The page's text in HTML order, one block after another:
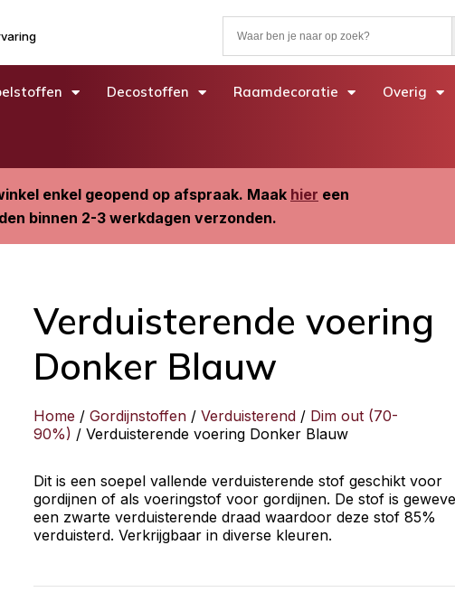
Decostoffen Raamdecoratie Overig
enkel geopend op afspraak. Maak hier een
binnen 2-3 werkdagen verzonden.
Verduisterende voering
Donker Blauw
Home / Gordijnstoffen / Verduisterend / Dim out (70-
90%) / Verduisterende voering Donker Blauw
Dit is een soepel vallende verduisterende stof geschikt voor
gordijnen of als voeringstof voor gordijnen. De stof is
een zwarte verduisterende draad waardoor deze stof 85%
verduisterd. Verkrijgbaar in diverse kleuren.